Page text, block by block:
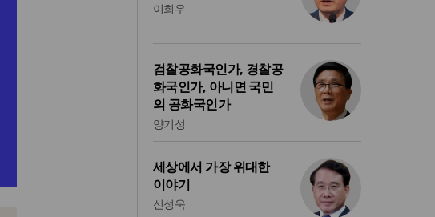
이희우
검찰공화국인가, 경찰공
화국인가, 아니면 국민
의 공화국인가
양기성
세상에서 가장 위대한
이야기
신성욱